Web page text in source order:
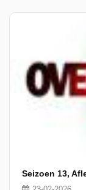
Seizoen 13,